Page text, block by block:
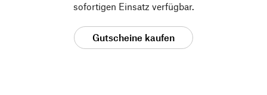
sofortigen Einsatz verfügbar.
Gutscheine kaufen